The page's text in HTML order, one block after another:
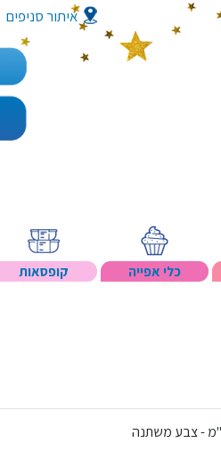
איתור סניפים
כלי אפייה קופסאות